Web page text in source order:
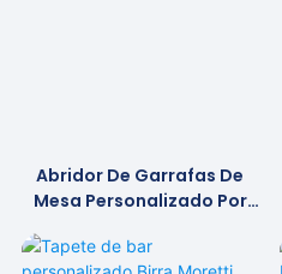
Abridor De Garrafas De
Mesa Personalizado Por